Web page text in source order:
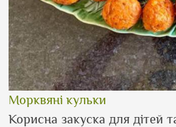
Морквяні кульки
Корисна закуска для дітей